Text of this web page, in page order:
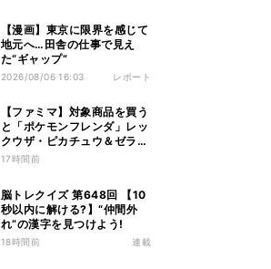
【漫画】東京に限界を感じて
地元へ…田舎の仕事で見え
た“ギャップ”
2026/08/06 16:03 レポート
【ファミマ】対象商品を買う
と「ポケモンフレンダ」レッ
クウザ・ピカチュウ＆ゼラオ
ラのスペシャルフレンダピッ
17時間前
脳トレクイズ 第648回 【10
秒以内に解ける?】“仲間外
れ”の漢字を見つけよう!
18時間前 連載